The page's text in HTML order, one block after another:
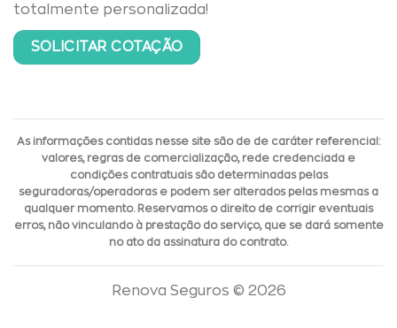
totalmente personalizada!
SOLICITAR COTAÇÃO
As informações contidas nesse site são de de caráter referencial:
valores, regras de comercialização, rede credenciada e
condições contratuais são determinadas pelas
seguradoras/operadoras e podem ser alterados pelas mesmas a
qualquer momento. Reservamos o direito de corrigir eventuais
erros, não vinculando à prestação do serviço, que se dará somente
no ato da assinatura do contrato.
Renova Seguros © 2026